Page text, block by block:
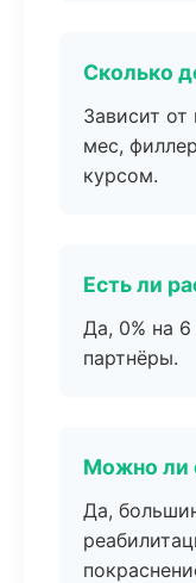
Сколько
Зависит
мес,
курсом.
Есть ли
Да, 0% на
партнёры.
Можно ли
Да,